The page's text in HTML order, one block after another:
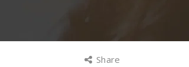
Share